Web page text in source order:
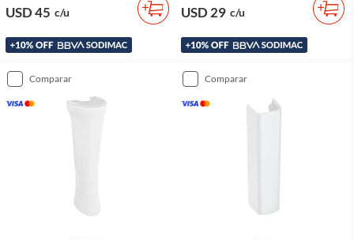
USD 45 c/u USD 29 c/u
comparar comparar